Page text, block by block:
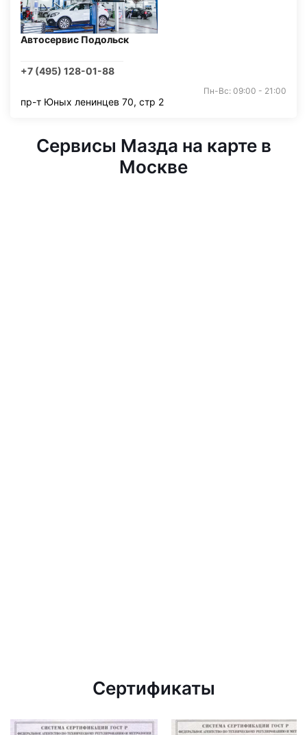
Автосервис Подольск
+7 (495) 128-01-88
Пн-Вс: 09:00 - 21:00
пр-т Юных ленинцев 70, стр 2
Сервисы Мазда на карте в
Москве
Сертификаты